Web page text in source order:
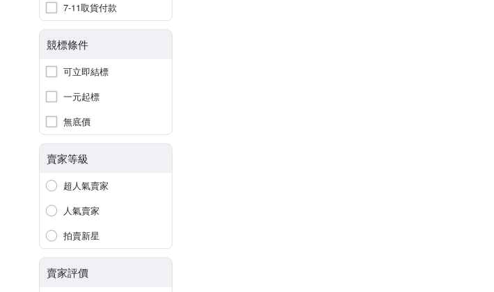
7-11取貨付款
競標條件
可立即結標
一元起標
無底價
賣家等級
超人氣賣家
人氣賣家
拍賣新星
賣家評價